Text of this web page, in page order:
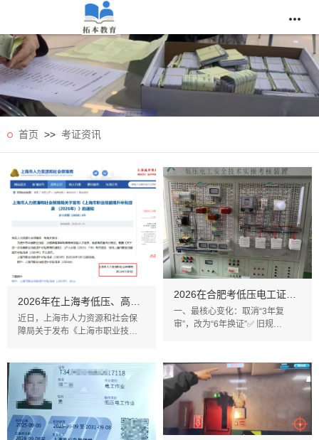

首页 >> 考证资讯
近日，上海市人力资源和社会保
障局关于发布《上海市职业技能
技能提升补贴政策的通知》有关
规定，现将上海市职业技能提升
补贴目录（2026年）予以发布。
我们根据新发布的补贴目录附
件，看到依旧包含特种作业证。
补贴对象、补贴标准和领取条件
一、最核心变化：取消“3年复
审”，改为“6年换证”✅ 旧规
（需参加培训+理论考试）未按时
复审 → 证书失效 → 不得上岗✅
新规（2026年6月1日起）：证书
有效期仍为6年,取消中间复审环
节,持证人只需在证书到期前6个月
内完成，理论培训与考试，即可